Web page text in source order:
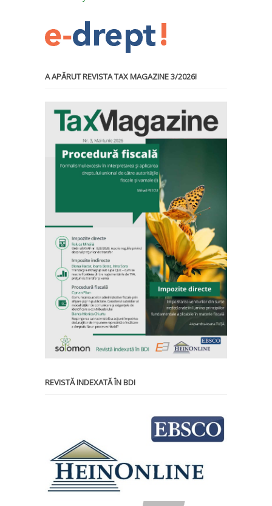
A APĂRUT REVISTA TAX MAGAZINE 3/2026!
REVISTĂ INDEXATĂ ÎN BDI